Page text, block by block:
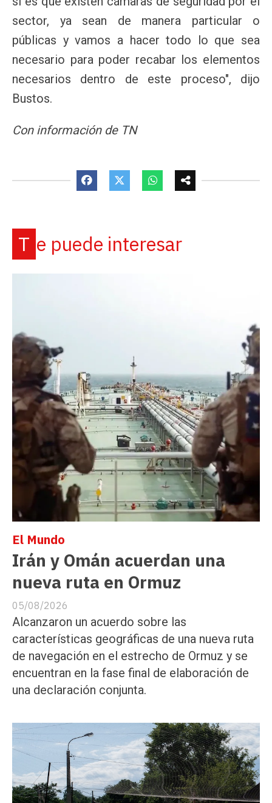
sector, ya sean de manera particular o
públicas y vamos a hacer todo lo que sea
necesario para poder recabar los elementos
necesarios dentro de este proceso", dijo
Bustos.
Con información de TN
Te puede interesar
Irán y Omán acuerdan una
nueva ruta en Ormuz
El Mundo
05/08/2026
Alcanzaron un acuerdo sobre las
características geográficas de una nueva ruta
de navegación en el estrecho de Ormuz y se
encuentran en la fase final de elaboración de
una declaración conjunta.